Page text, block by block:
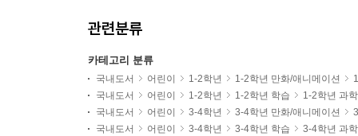
관련분류
카테고리 분류
국내도서 어린이 1-2학년 1-2학년 만화/애니메이션
국내도서
어린이 1-2학년 1-2학년 학습
1-2학년 과
국내도서
어린이 3-4학년 3-4학년 만화/애니메이션
국내도서
어린이 3-4학년 3-4학년 학습
3-4학년 과